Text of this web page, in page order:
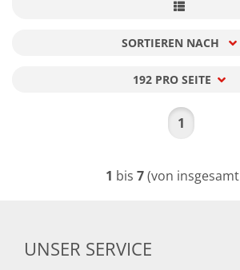
SORTIEREN NACH
192 PRO SEITE
1
1 bis 7(von insgesamt
UNSER SERVICE